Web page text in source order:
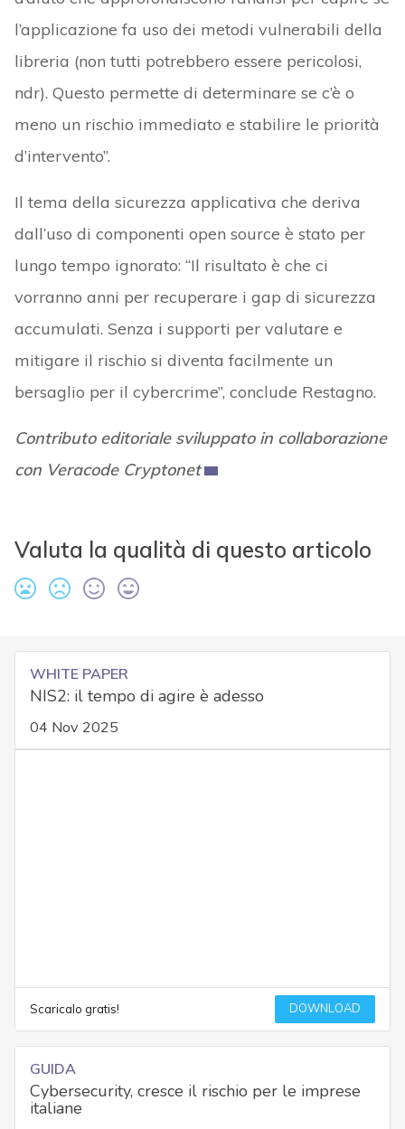
l’applicazione fa uso dei metodi vulnerabili della
libreria (non tutti potrebbero essere pericolosi,
ndr). Questo permette di determinare se c’è o
meno un rischio immediato e stabilire le priorità
d’intervento”.
Il tema della sicurezza applicativa che deriva
dall’uso di componenti open source è stato per
lungo tempo ignorato: “Il risultato è che ci
vorranno anni per recuperare i gap di sicurezza
accumulati. Senza i supporti per valutare e
mitigare il rischio si diventa facilmente un
bersaglio per il cybercrime”, conclude Restagno.
Contributo editoriale sviluppato in collaborazione
con Veracode Cryptonet
Valuta la qualità di questo articolo
WHITE PAPER
NIS2: il tempo di agire è adesso
04 Nov 2025
Scaricalo gratis! DOWNLOAD
GUIDA
Cybersecurity, cresce il rischio per le imprese
italiane